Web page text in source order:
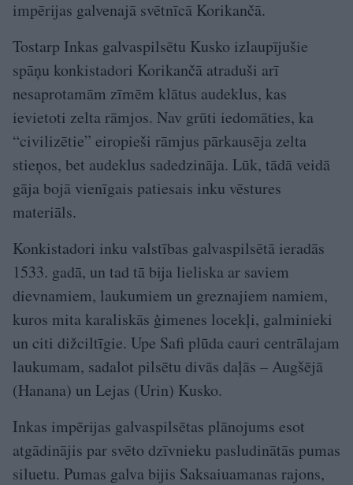
impērijas galvenajā svētnīcā Korikančā.
Tostarp Inkas galvaspilsētu Kusko izlaupījušie
spāņu konkistadori Korikančā atraduši arī
nesaprotamām zīmēm klātus audeklus, kas
ievietoti zelta rāmjos. Nav grūti iedomāties, ka
“civilizētie” eiropieši rāmjus pārkausēja zelta
stieņos, bet audeklus sadedzināja. Lūk, tādā veidā
gāja bojā vienīgais patiesais inku vēstures
materiāls.
Konkistadori inku valstības galvaspilsētā ieradās
1533. gadā, un tad tā bija lieliska ar saviem
dievnamiem, laukumiem un greznajiem namiem,
kuros mita karaliskās ģimenes locekļi, galminieki
un citi dižciltīgie. Upe Safi plūda cauri centrālajam
laukumam, sadalot pilsētu divās daļās – Augšējā
(Hanana) un Lejas (Urin) Kusko.
Inkas impērijas galvaspilsētas plānojums esot
atgādinājis par svēto dzīvnieku pasludinātās pumas
siluetu. Pumas galva bijis Saksaiuamanas rajons,